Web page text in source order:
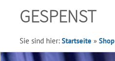
GESPENST
Sie sind hier: Startseite » Shop